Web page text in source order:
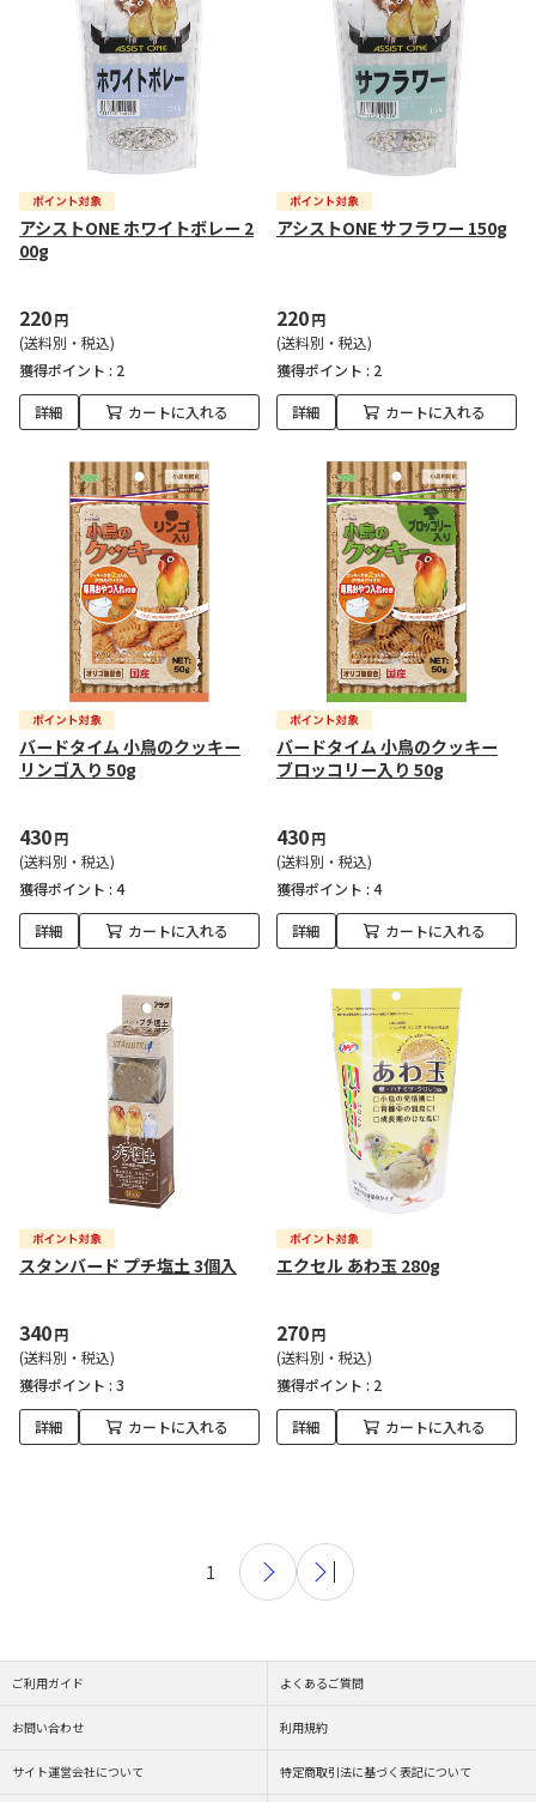
アシストONE ホワイトボレー 2
00g
220円
(送料別・税込)
獲得ポイント : 2
詳細 カートに入れる
アシストONE サフラワー 150g
220円
(送料別・税込)
獲得ポイント : 2
詳細 カートに入れる
バードタイム 小鳥のクッキー
リンゴ入り 50g
430円
(送料別・税込)
獲得ポイント : 4
詳細 カートに入れる
バードタイム 小鳥のクッキー
ブロッコリー入り 50g
430円
(送料別・税込)
獲得ポイント : 4
詳細 カートに入れる
スタンバード プチ塩土 3個入
340円
(送料別・税込)
獲得ポイント : 3
詳細 カートに入れる
エクセル あわ玉 280g
270円
(送料別・税込)
獲得ポイント : 2
詳細 カートに入れる
1
ご利用ガイド よくあるご質問
お問い合わせ 利用規約
サイト運営会社について 特定商取引法に基づく表記について